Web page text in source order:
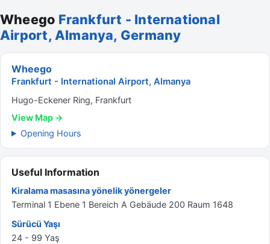
Wheego Frankfurt - International
Airport, Almanya, Germany
Wheego
Frankfurt - International Airport, Almanya
Hugo-Eckener Ring, Frankfurt
View Map →
Opening Hours
Useful Information
Kiralama masasına yönelik yönergeler
Terminal 1 Ebene 1 Bereich A Gebäude 200 Raum 1648
Sürücü Yaşı
24 - 99 Yaş